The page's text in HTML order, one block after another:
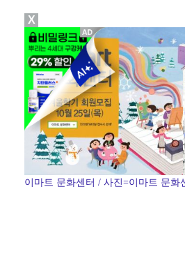
이마트 문화센터 / 사진=이마트 문화
X